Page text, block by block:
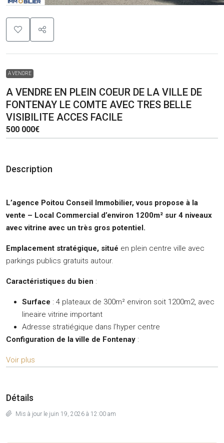
A VENDRE
A VENDRE EN PLEIN COEUR DE LA VILLE DE
FONTENAY LE COMTE AVEC TRES BELLE
VISIBILITE ACCES FACILE
500 000€
Description
L’agence Poitou Conseil Immobilier, vous propose à la
vente – Local Commercial d’environ 1200m² sur 4 niveaux
avec vitrine avec un très gros potentiel.
Emplacement stratégique, situé en plein centre ville avec
parkings publics gratuits autour.
Caractéristiques du bien :
Surface : 4 plateaux de 300m² environ soit 1200m2, avec
lineaire vitrine important
Adresse stratiégique dans l’hyper centre
Configuration de la ville de Fontenay :
Voir plus
Détails
Mis à jour le juin 19, 2026 à 12:00 am